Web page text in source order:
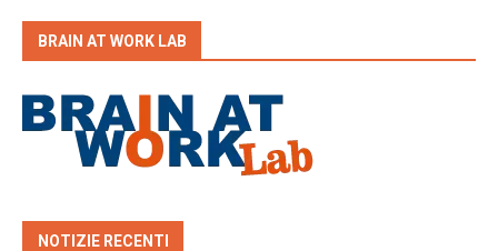
BRAIN AT WORK LAB
NOTIZIE RECENTI